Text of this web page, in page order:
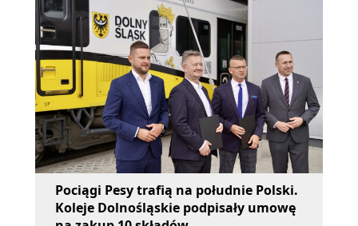
Pociągi Pesy trafią na południe Polski.
Koleje Dolnośląskie podpisały umowę